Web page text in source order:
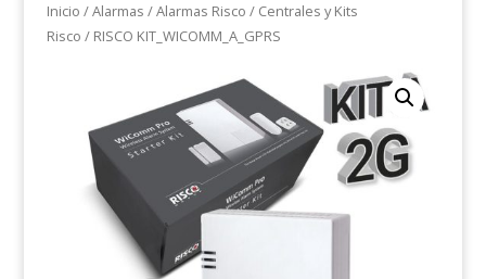
Inicio /Alarmas /Alarmas Risco / Centrales y Kits
Risco / RISCO KIT_WICOMM_A_GPRS